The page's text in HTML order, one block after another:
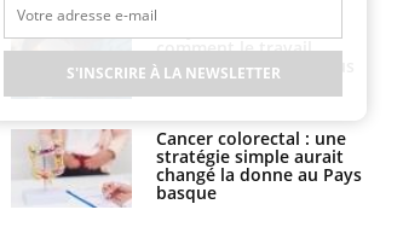
comment le travail
empiète de plus en plus
sur nos soirées
Cancer colorectal : une
stratégie simple aurait
changé la donne au Pays
basque
S'INSCRIRE À LA NEWSLETTER